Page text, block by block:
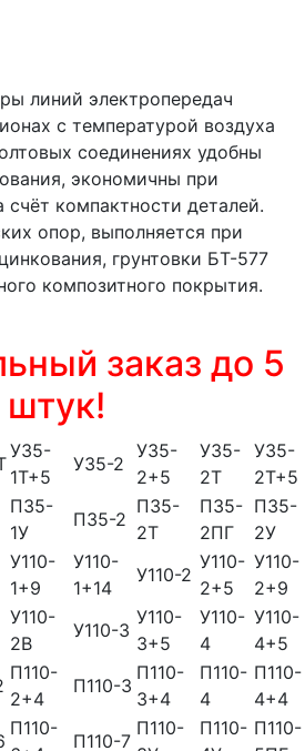
линий электропередач
с температурой воздуха
соединениях удобны
экономичны при
счёт компактности деталей.
опор, выполняется при
грунтовки БТ-577
композитного покрытия.
заказ до 5
штук!
У35-
1Т+5
У35-2
У35-
2+5
У35-
2Т
У35-
2Т+5
П35-
1У
П35-2
П35-
2Т
П35-
2ПГ
П35-
2У
У110-
1+9
У110-
1+14
У110-2
У110-
2+5
У110-
2+9
У110-
2В
У110-3
У110-
3+5
У110-
4
У110-
4+5
П110-
2+4
П110-3
П110-
3+4
П110-
4
П110-
4+4
П110-
П110-7
П110-
П110- П110-